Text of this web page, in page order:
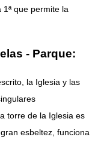
que permite la
- Parque:
la Iglesia y las
torre de la Iglesia es
esbeltez, funciona